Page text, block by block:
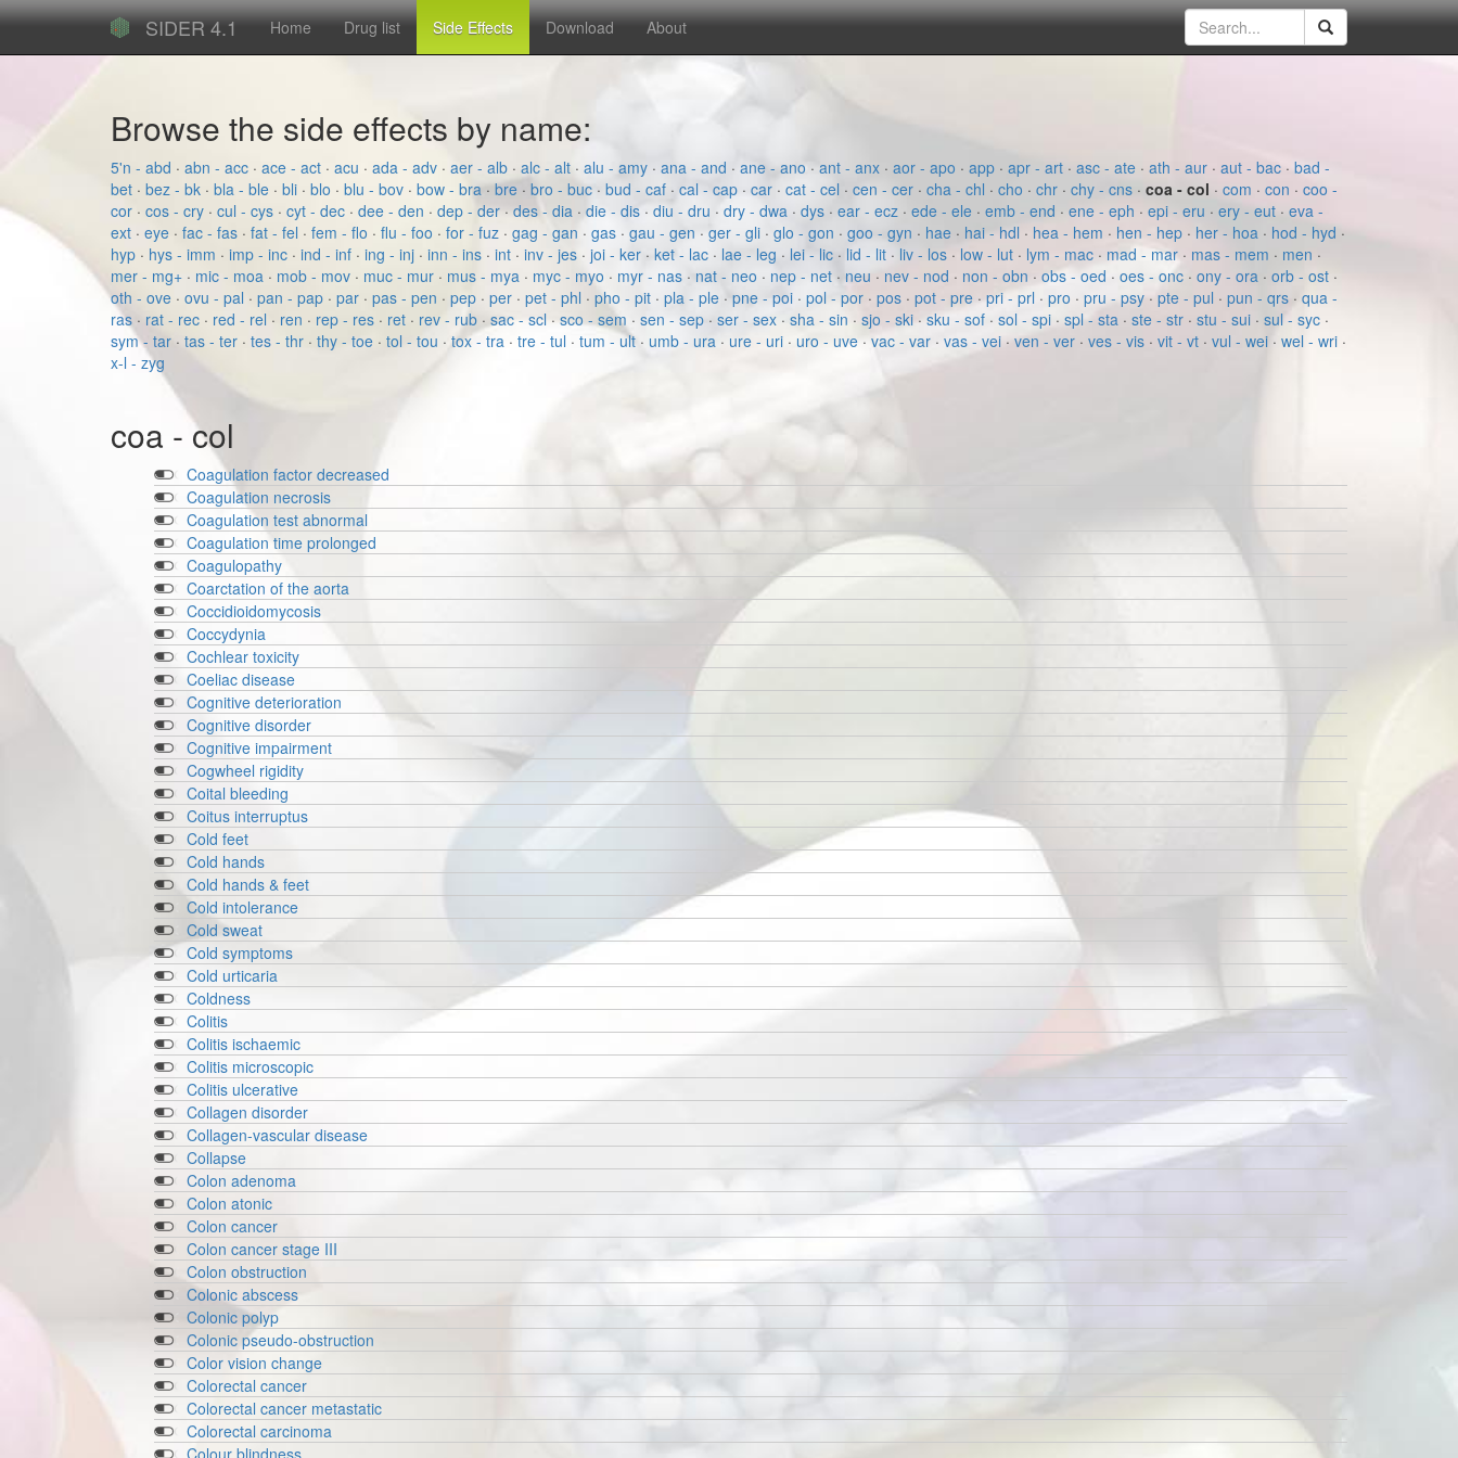
SIDER 4.1 Home Drug list Side Effects Download About
Browse the side effects by name:
5'n - abd · abn - acc · ace - act · acu · ada - adv · aer - alb · alc - alt · alu - amy · ana - and · ane - ano · ant - anx · aor - apo · app · apr - art · asc - ate · ath - aur · aut - bac · bad -
bet · bez - bk · bla - ble · bli · blo · blu - bov · bow - bra · bre · bro - buc · bud - caf · cal - cap · car · cat - cel · cen - cer · cha - chl · cho · chr · chy - cns · coa - col · com · con · coo -
cor · cos - cry · cul - cys · cyt - dec · dee - den · dep - der · des - dia · die - dis · diu - dru · dry - dwa · dys · ear - ecz · ede - ele · emb - end · ene - eph · epi - eru · ery - eut · eva -
ext · eye · fac - fas · fat - fel · fem - flo · flu - foo · for - fuz · gag - gan · gas · gau - gen · ger - gli · glo - gon · goo - gyn · hae · hai - hdl · hea - hem · hen - hep · her - hoa · hod - hyd ·
hyp · hys - imm · imp - inc · ind - inf · ing - inj · inn - ins · int · inv - jes · joi - ker · ket - lac · lae - leg · lei - lic · lid - lit · liv - los · low - lut · lym - mac · mad - mar · mas - mem · men ·
mer - mg+ · mic - moa · mob - mov · muc - mur · mus - mya · myc - myo · myr - nas · nat - neo · nep - net · neu · nev - nod · non - obn · obs - oed · oes - onc · ony - ora · orb - ost ·
oth - ove · ovu - pal · pan - pap · par · pas - pen · pep · per · pet - phl · pho - pit · pla - ple · pne - poi · pol - por · pos · pot - pre · pri - prl · pro · pru - psy · pte - pul · pun - qrs · qua -
ras · rat - rec · red - rel · ren · rep - res · ret · rev - rub · sac - scl · sco - sem · sen - sep · ser - sex · sha - sin · sjo - ski · sku - sof · sol - spi · spl - sta · ste - str · stu - sui · sul - syc ·
sym - tar · tas - ter · tes - thr · thy - toe · tol - tou · tox - tra · tre - tul · tum - ult · umb - ura · ure - uri · uro - uve · vac - var · vas - vei · ven - ver · ves - vis · vit - vt · vul - wei · wel - wri ·
x-l - zyg
coa - col
Coagulation factor decreased
Coagulation necrosis
Coagulation test abnormal
Coagulation time prolonged
Coagulopathy
Coarctation of the aorta
Coccidioidomycosis
Coccydynia
Cochlear toxicity
Coeliac disease
Cognitive deterioration
Cognitive disorder
Cognitive impairment
Cogwheel rigidity
Coital bleeding
Coitus interruptus
Cold feet
Cold hands
Cold hands & feet
Cold intolerance
Cold sweat
Cold symptoms
Cold urticaria
Coldness
Colitis
Colitis ischaemic
Colitis microscopic
Colitis ulcerative
Collagen disorder
Collagen-vascular disease
Collapse
Colon adenoma
Colon atonic
Colon cancer
Colon cancer stage III
Colon obstruction
Colonic abscess
Colonic polyp
Colonic pseudo-obstruction
Color vision change
Colorectal cancer
Colorectal cancer metastatic
Colorectal carcinoma
Colour blindness